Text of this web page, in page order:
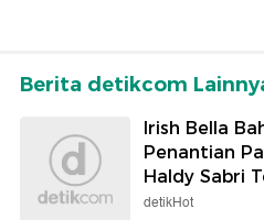
Berita detikcom
Irish Bella
Penantian
Haldy Sabri
detikHot